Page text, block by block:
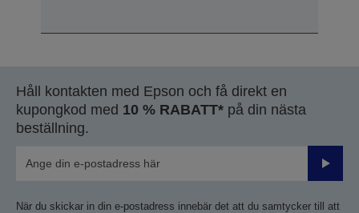
Håll kontakten med Epson och få direkt en
kupongkod med 10 % RABATT* på din nästa
beställning.
Skicka
När du skickar in din e-postadress innebär det att du samtycker till att